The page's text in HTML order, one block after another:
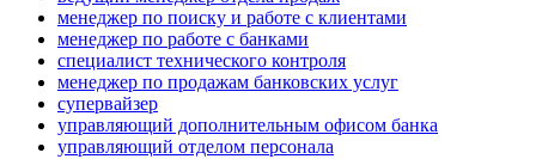
менеджер по поиску и работе с клиентами
менеджер по работе с банками
специалист технического контроля
менеджер по продажам банковских услуг
супервайзер
управляющий дополнительным офисом банка
управляющий отделом персонала